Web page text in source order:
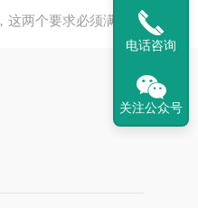
这两个要求必须满足！
电话咨询
关注公众号